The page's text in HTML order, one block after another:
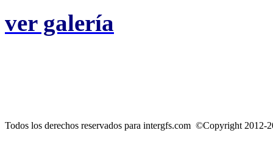
ver galería
Todos los derechos reservados para intergfs.com ©Copyright